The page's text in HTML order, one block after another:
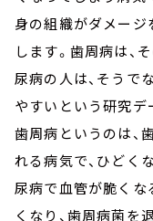
身の組織がダメージ
します。歯周病は、
尿病の人は、そうで
やすいという研究デ
歯周病というのは、
れる病気で、ひどく
尿病で血管が脆くな
くなり、歯周病菌を